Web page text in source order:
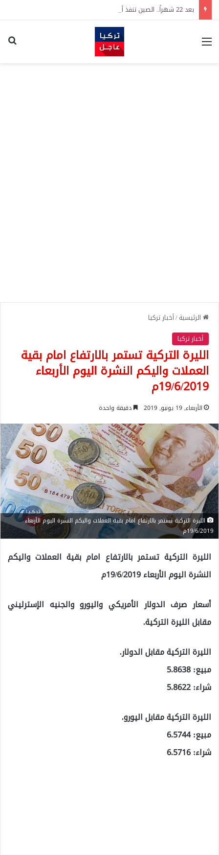
القائمة
الرئيسية/أخبار تركيا
أخبار تركيا
الليرة التركية تستمر بالارتفاع امام بقية
العملات واليكم النشرة اليوم الأربعاء
19/6/2019م
الأربعاء, 19 يونيو, 2019 دقيقة واحدة
الليرة التركية تستمر بالارتفاع امام بقية العملات واليكم النشرة اليوم الأربعاء
19/6/2019م
الليرة التركية تستمر بالارتفاع امام بقية العملات واليكم
النشرة اليوم الأربعاء 19/6/2019م
أسعار صرف الدولار الأمريكي واليورو والجنيه الإسترليني
مقابل الليرة التركية.
الليرة التركية مقابل الدولار.
مبيع: 5.8638
شراء: 5.8622
الليرة التركية مقابل اليورو.
مبيع: 6.5744
شراء: 6.5716